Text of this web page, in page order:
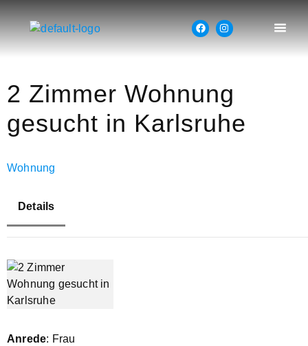
2 Zimmer Wohnung
gesucht in Karlsruhe
Wohnung
Details
Anrede: Frau